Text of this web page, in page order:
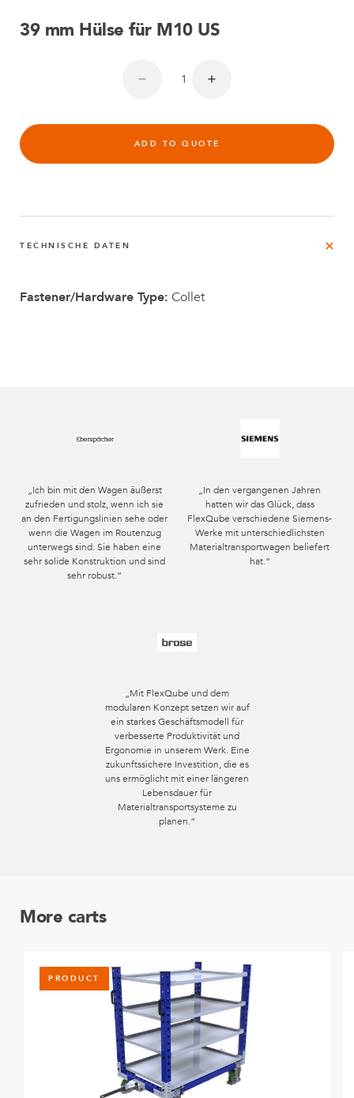
39 mm Hülse für M10 US
ADD TO QUOTE
TECHNISCHE DATEN
Fastener/Hardware Type: Collet
„Ich bin mit den Wagen äußerst
zufrieden und stolz, wenn ich sie
an den Fertigungslinien sehe oder
wenn die Wagen im Routenzug
unterwegs sind. Sie haben eine
sehr solide Konstruktion und sind
sehr robust.“
„In den vergangenen Jahren
hatten wir das Glück, dass
FlexQube verschiedene Siemens-
Werke mit unterschiedlichsten
Materialtransportwagen beliefert
hat.“
„Mit FlexQube und dem
modularen Konzept setzen wir auf
ein starkes Geschäftsmodell für
verbesserte Produktivität und
Ergonomie in unserem Werk. Eine
zukunftssichere Investition, die es
uns ermöglicht mit einer längeren
Lebensdauer für
Materialtransportsysteme zu
planen.“
More carts
PRODUCT